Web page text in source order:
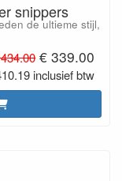
snippers
de ultieme stijl,
€ 339.00
inclusief btw